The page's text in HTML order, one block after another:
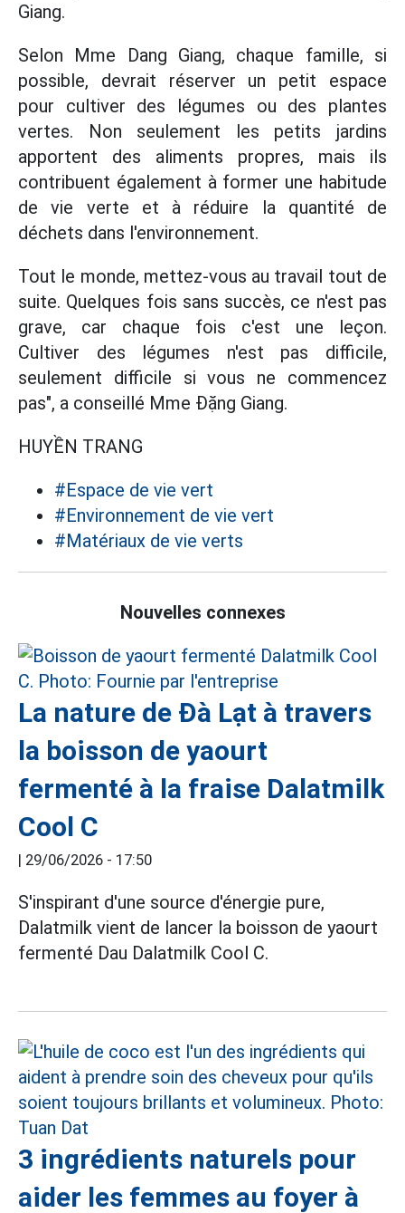
Giang.
Selon Mme Dang Giang, chaque famille, si
possible, devrait réserver un petit espace
pour cultiver des légumes ou des plantes
vertes. Non seulement les petits jardins
apportent des aliments propres, mais ils
contribuent également à former une habitude
de vie verte et à réduire la quantité de
déchets dans l'environnement.
Tout le monde, mettez-vous au travail tout de
suite. Quelques fois sans succès, ce n'est pas
grave, car chaque fois c'est une leçon.
Cultiver des légumes n'est pas difficile,
seulement difficile si vous ne commencez
pas", a conseillé Mme Đặng Giang.
HUYỀN TRANG
#Espace de vie vert
#Environnement de vie vert
#Matériaux de vie verts
Nouvelles connexes
La nature de Đà Lạt à travers
la boisson de yaourt
fermenté à la fraise Dalatmilk
Cool C
| 29/06/2026 - 17:50
S'inspirant d'une source d'énergie pure,
Dalatmilk vient de lancer la boisson de yaourt
fermenté Dau Dalatmilk Cool C.
3 ingrédients naturels pour
aider les femmes au foyer à